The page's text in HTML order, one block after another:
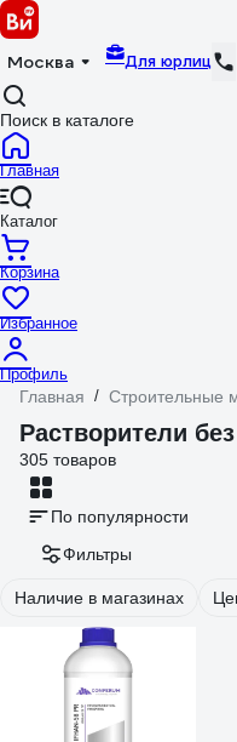
Москва Для юрлиц
Поиск в каталоге
Главная
Каталог
Корзина
Избранное
Профиль
Главная / Строительные
Растворители
305 товаров
По популярности
Фильтры
Наличие в магазинах